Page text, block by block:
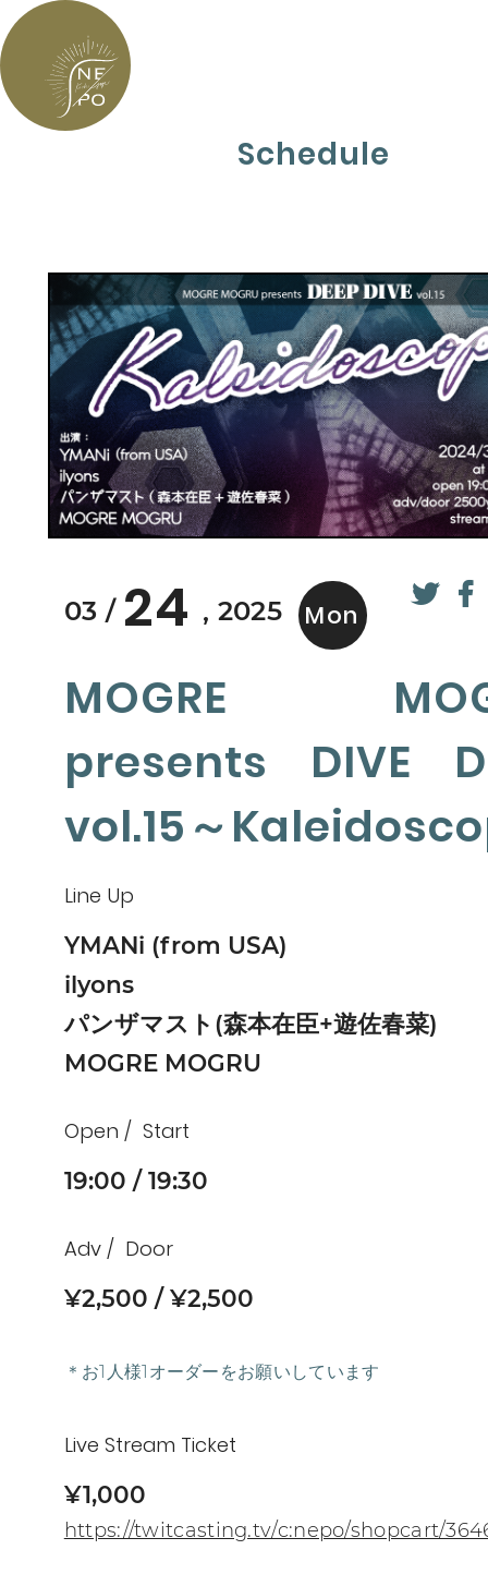
Schedule
03 24 2025 Mon
MOGRE
presents DIVE
vol.15～
Line Up
YMANi (from USA)
ilyons
パンザマスト(森本在臣+遊佐春菜)
MOGRE MOGRU
Open Start
19:00 19:30
Adv Door
¥2,500 ¥2,500
＊お1人様1オーダーをお願いしています
Live Stream Ticket
¥1,000
https://twitcasting.tv/c:nepo/shopcart/